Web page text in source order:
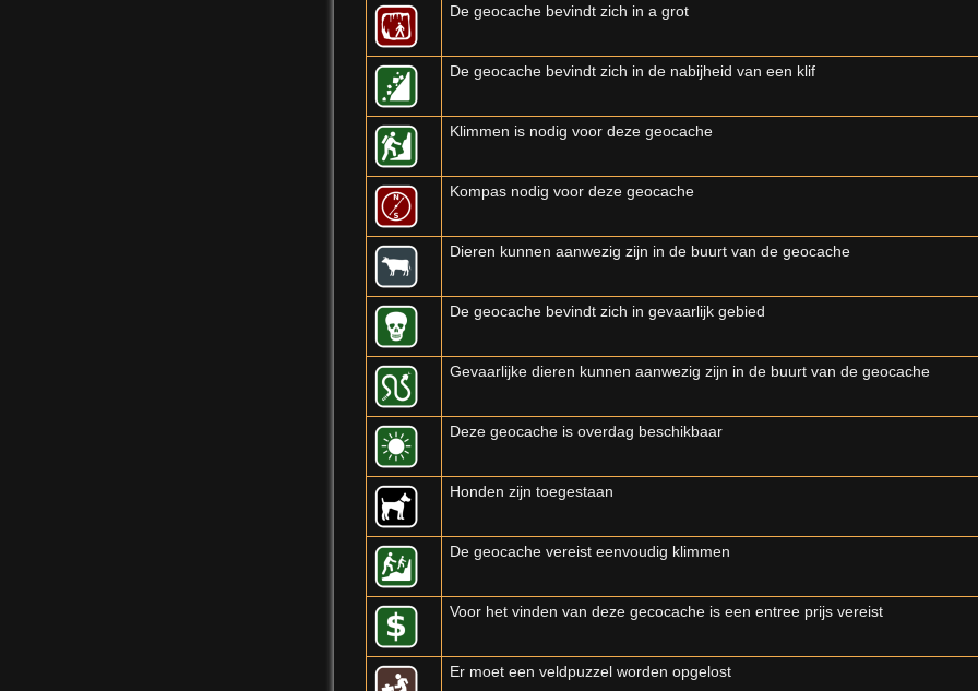
De geocache bevindt zich in a grot
De geocache bevindt zich in de nabijheid van een klif
Klimmen is nodig voor deze geocache
Kompas nodig voor deze geocache
Dieren kunnen aanwezig zijn in de buurt van de geocache
De geocache bevindt zich in gevaarlijk gebied
Gevaarlijke dieren kunnen aanwezig zijn in de buurt van de geocache
Deze geocache is overdag beschikbaar
Honden zijn toegestaan
De geocache vereist eenvoudig klimmen
Voor het vinden van deze gecocache is een entree prijs vereist
Er moet een veldpuzzel worden opgelost